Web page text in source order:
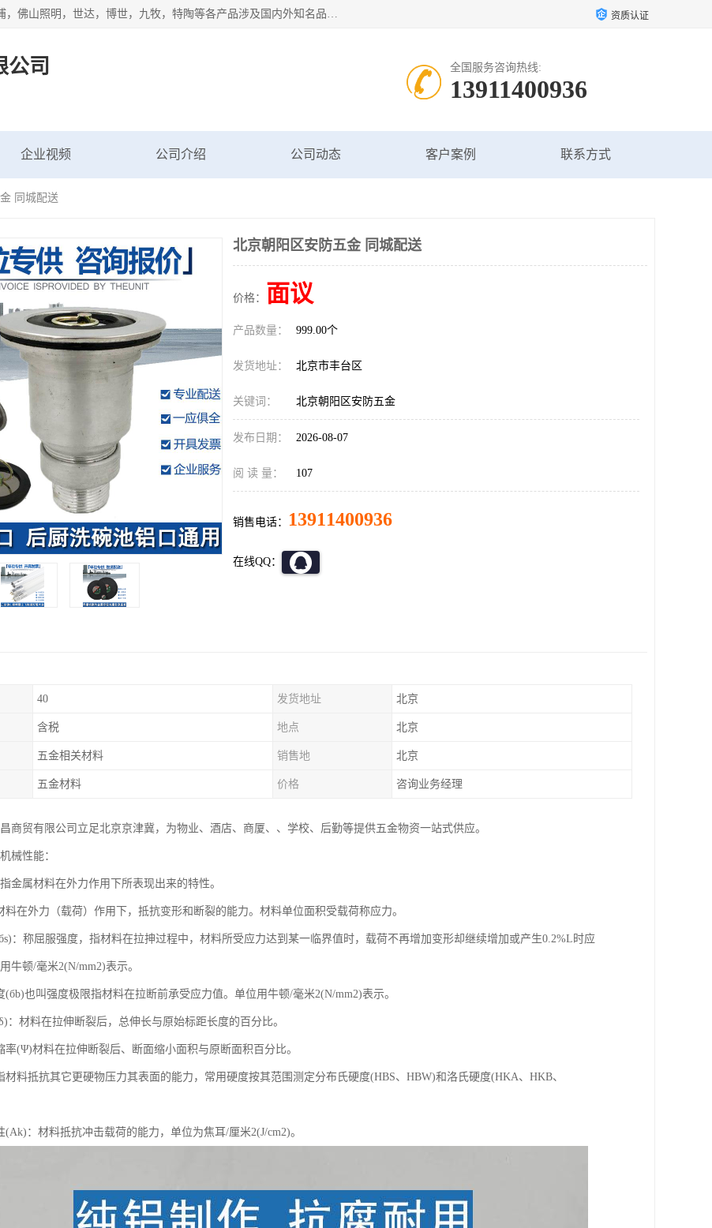
专业配送水暖器材、光源灯具、五金交电等维修物资，飞利浦，佛山照明，世达，博世，九牧，特陶等各产品涉及国内外知名品牌。公司专注与物业、学校、酒店、工厂等单位合作，提供一站式配送服务，降低客户综合成本。依托电子商务改变传统模式，以专业的团队为客户提供24H物资配送到达，货到月结、统一开票，便捷退换等服务，提高了企业的运营效率。 资质认证
公司 全国服务咨询热线:
13911400936
企业视频 公司介绍 公司动态 客户案例 联系方式
同城配送
北京朝阳区安防五金 同城配送
价格： 面议
产品数量： 999.00个
发货地址： 北京市丰台区
关键词： 北京朝阳区安防五金
发布日期： 2026-08-07
阅 读 量： 107
销售电话： 13911400936
在线QQ：
40 发货地址 北京
含税 地点 北京
五金相关材料 销售地 北京
五金材料 价格 咨询业务经理
商贸有限公司立足北京京津冀，为物业、酒店、商厦、、学校、后勤等提供五金物资一站式供应。
械性能：
金属材料在外力作用下所表现出来的特性。
料在外力（载荷）作用下，抵抗变形和断裂的能力。材料单位面积受载荷称应力。
：称屈服强度，指材料在拉抻过程中，材料所受应力达到某一临界值时，载荷不再增加变形却继续增加或产生0.2%L时应
牛顿/毫米2(N/mm2)表示。
(бb)也叫强度极限指材料在拉断前承受应力值。单位用牛顿/毫米2(N/mm2)表示。
：材料在拉伸断裂后，总伸长与原始标距长度的百分比。
率(Ψ)材料在拉伸断裂后、断面缩小面积与原断面积百分比。
材料抵抗其它更硬物压力其表面的能力，常用硬度按其范围测定分布氏硬度(HBS、HBW)和洛氏硬度(HKA、HKB、
(Ak)：材料抵抗冲击载荷的能力，单位为焦耳/厘米2(J/cm2)。